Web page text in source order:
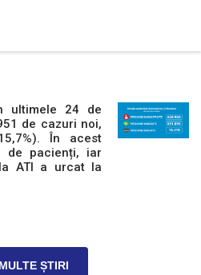
ultimele 24 de
de cazuri noi,
În acest
de pacienți, iar
ATI a urcat la
ȘTIRI